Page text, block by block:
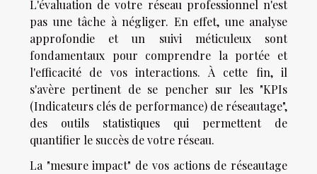
L'évaluation de votre réseau professionnel n'est
pas une tâche à négliger. En effet, une analyse
approfondie et un suivi méticuleux sont
fondamentaux pour comprendre la portée et
l'efficacité de vos interactions. À cette fin, il
s'avère pertinent de se pencher sur les "KPIs
(Indicateurs clés de performance) de réseautage",
des outils statistiques qui permettent de
quantifier le succès de votre réseau.
La "mesure impact" de vos actions de réseautage